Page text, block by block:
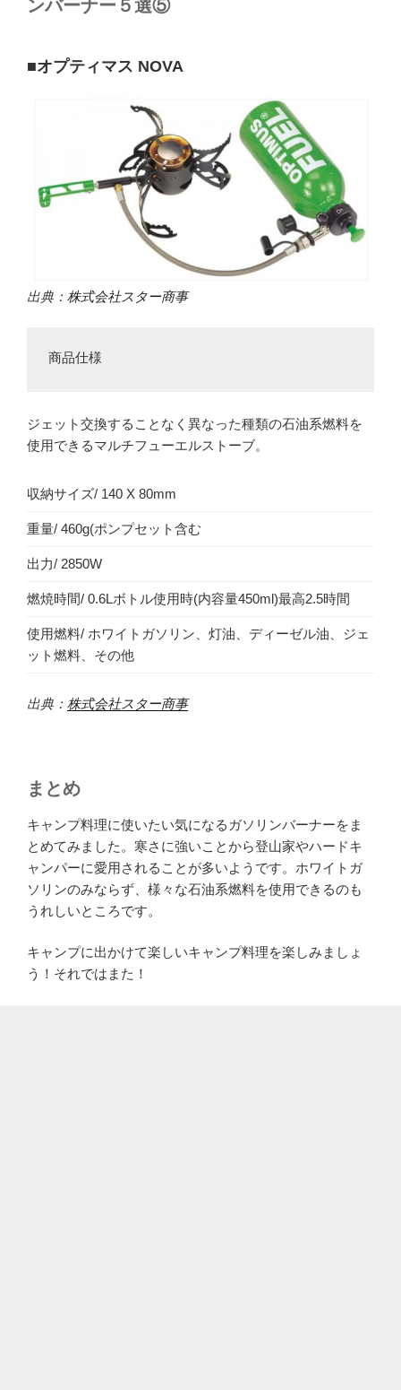
ンバーナー５選⑤
■オプティマス NOVA
出典： 株式会社スター商事
商品仕様
ジェット交換することなく異なった種類の石油系燃料を
使用できるマルチフューエルストーブ。
収納サイズ/ 140 X 80mm
重量/ 460g(ポンプセット含む
出力/ 2850W
燃焼時間/ 0.6Lボトル使用時(内容量450ml)最高2.5時間
使用燃料/ ホワイトガソリン、灯油、ディーゼル油、ジェ
ット燃料、その他
出典： 株式会社スター商事
まとめ
キャンプ料理に使いたい気になるガソリンバーナーをま
とめてみました。寒さに強いことから登山家やハードキ
ャンパーに愛用されることが多いようです。ホワイトガ
ソリンのみならず、様々な石油系燃料を使用できるのも
うれしいところです。
キャンプに出かけて楽しいキャンプ料理を楽しみましょ
う！それではまた！